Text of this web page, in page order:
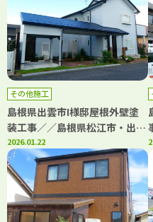
その他施工
島根県出雲市I様邸屋根外壁塗
装工事／／島根県松江市・出雲
市・大田市・雲南市・鳥取県米
子市・境港市の「きじま塗装」
2026.01.22